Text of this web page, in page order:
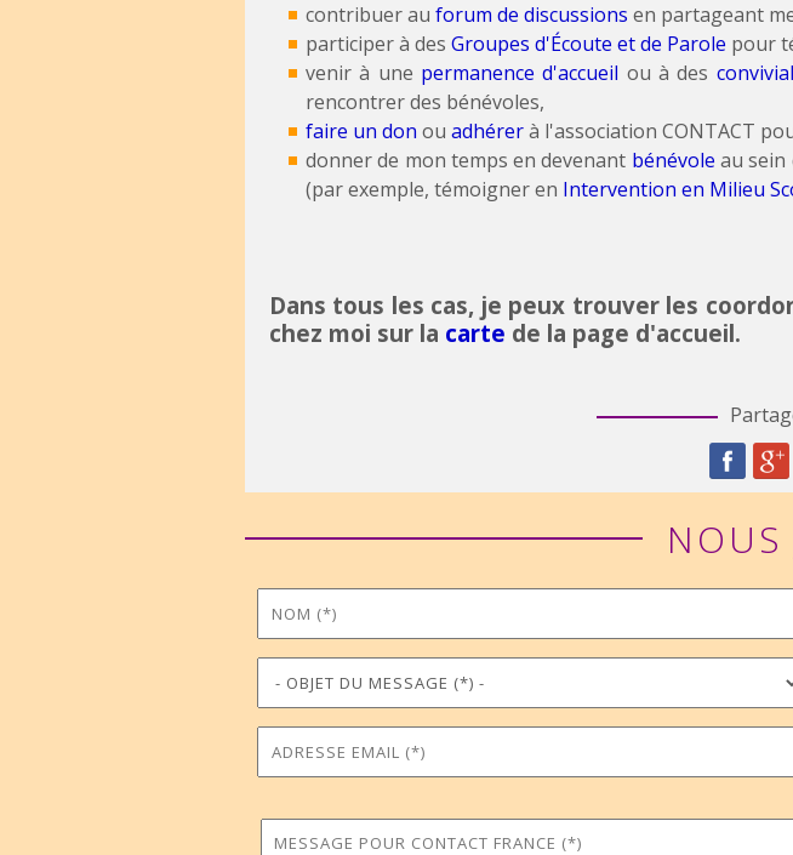
contribuer au forum de discussions en partageant
participer à des Groupes d'Écoute et de Parole pour
venir à une permanence d'accueil ou à des
rencontrer des bénévoles,
faire un don ou adhérerà l'association CONTACT
donner de mon temps en devenant bénévole au sein
(par exemple, témoigner en Intervention en Milieu
Dans tous les cas, je peux trouver les
chez moi sur la carte de la page d'accueil.
NOUS
Nom*
Prénom
Objet du message*
Téléphone
Adresse Email*
Commune
Message pour Contact France*